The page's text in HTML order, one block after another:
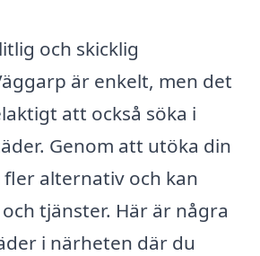
och skicklig
är enkelt, men det
att också söka i
Genom att utöka din
alternativ och kan
tjänster. Här är några
i närheten där du